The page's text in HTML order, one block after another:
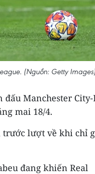
(Nguồn: Getty
Manchester City-
mai 18/4.
trước lượt về khi chỉ
đang khiến Real